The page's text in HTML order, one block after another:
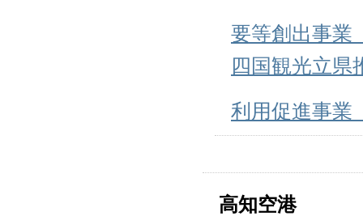
要等創出事業
四国観光立県
利用促進事業
高知空港